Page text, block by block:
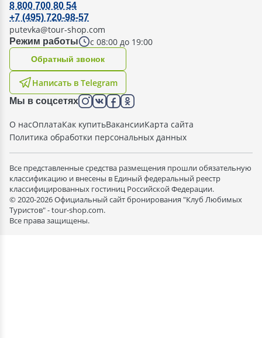
Режим работы с 08:00 до 19:00
8 800 700 80 54
+7 (495) 720-98-57
putevka@tour-shop.com
Написать в Telegram
Oбратный звонок
Мы в соцсетях
О насОплатаКак купитьВакансииКарта сайта
Политика обработки персональных данных
Все представленные средства размещения прошли обязательную
классификацию и внесены в Единый федеральный реестр
классифицированных гостиниц Российской Федерации.
© 2020-2026 Официальный сайт бронирования "Клуб Любимых
Туристов" - tour-shop.com.
Все права защищены.